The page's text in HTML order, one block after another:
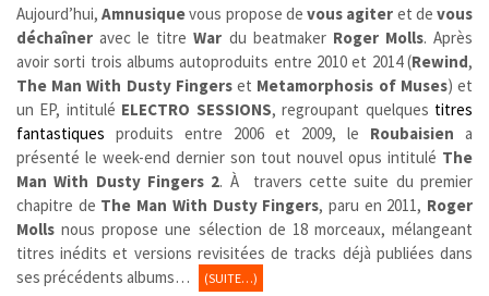
Aujourd’hui,Amnusiquevous propose devous agiter et devous
déchaîner avec le titreWar du beatmaker Roger Molls. Après
avoir sorti trois albums autoproduits entre 2010 et 2014 (Rewind,
The Man With Dusty Fingerset Metamorphosis of Muses) et
un EP, intitulé ELECTRO SESSIONS, regroupant quelques titres
fantastiques produits entre 2006 et 2009, le Roubaisien a
présenté le week-end dernier son tout nouvel opus intitulé The
Man With Dusty Fingers 2. À travers cette suite du premier
chapitre de The Man With Dusty Fingers, paru en 2011, Roger
Molls nous propose une sélection de 18 morceaux, mélangeant
titres inédits et versions revisitées de tracks déjà publiées dans
ses précédents albums…
(SUITE…)